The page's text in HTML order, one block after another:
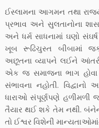
ઈસ્લામના આગમન તથા
પ્રભાવ અને સુલતાનોના
અને ધર્મ સાધનામાં ઘણો
ખૂબ રૂઢિચુસ્ત બીબામાં
અછૂતના વ્યાપને લઈને
એક જ સમાજના ભાગ
સંભાવના નહોતી.
ધારાઓ સંપૂર્ણપણે હળીમળી
તૈયાર થઈ શકે તેમ નથી.
તો ઈશ્વર વિશેની